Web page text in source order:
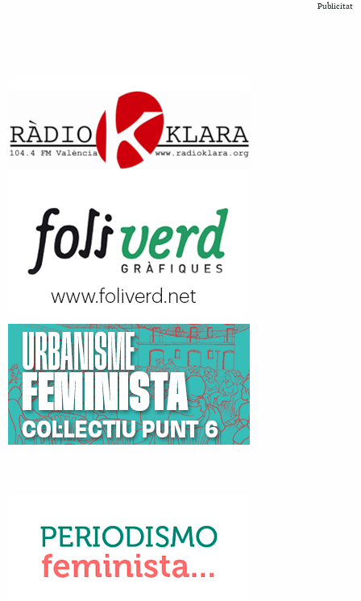
Publicitat